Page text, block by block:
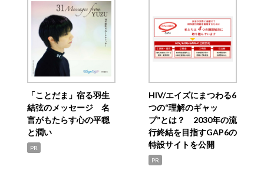
「ことだま」宿る羽生
結弦のメッセージ 名
言がもたらす心の平穏
と潤い
PR
HIV/エイズにまつわる6
つの“理解のギャッ
プ”とは？ 2030年の流
行終結を目指すGAP6の
特設サイトを公開
PR